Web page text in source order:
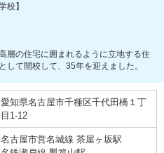
校】
層の住宅に囲まれるように立地する住
して開校して、35年を迎えました。
愛知県名古屋市千種区千代田橋１丁
目1-12
名古屋市営名城線 茶屋ヶ坂駅